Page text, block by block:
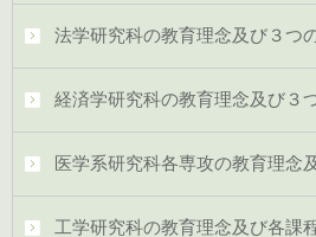
法学研究科の教育理念及び３つ
経済学研究科の教育理念及び３
医学系研究科各専攻の教育理念
工学研究科の教育理念及び各課